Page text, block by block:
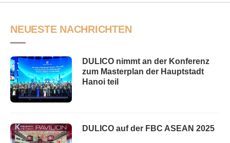
NEUESTE NACHRICHTEN
DULICO nimmt an der Konferenz
zum Masterplan der Hauptstadt
Hanoi teil
DULICO auf der FBC ASEAN 2025